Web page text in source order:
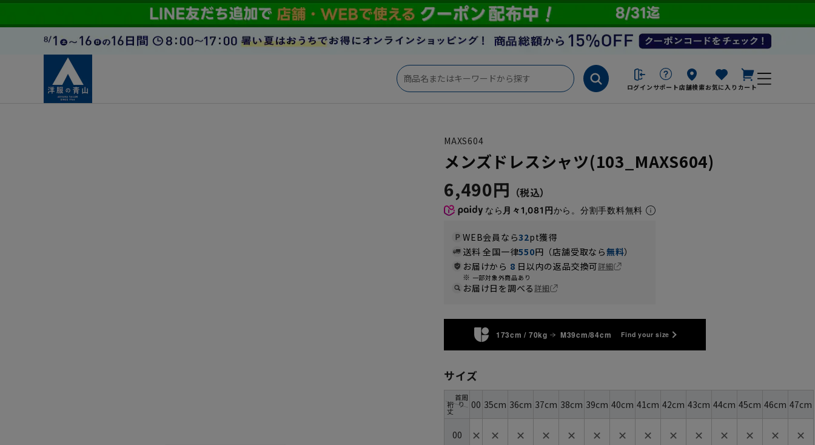
ログイン サポート店舗検索お気に入り カート
MAXS604
メンズドレスシャツ(103_MAXS604)
6,490円
なら 月々1,081円から。分割手数料無料
WEB会員なら32pt獲得
送料 全国一律550円（店舗受取なら無料）
お届けから 8 日以内の返品交換可詳細
一部対象外商品あり
お届け日を調べる詳細
173cm / 70kg M39cm/84cm Find your size
サイズ
裄
丈
首周
り 00 35cm 36cm 37cm 38cm 39cm 40cm 41cm 42cm 43cm 44cm 45cm 46cm 47cm
00 ✕ ✕ ✕ ✕ ✕ ✕ ✕ ✕ ✕ ✕ ✕ ✕ ✕ ✕